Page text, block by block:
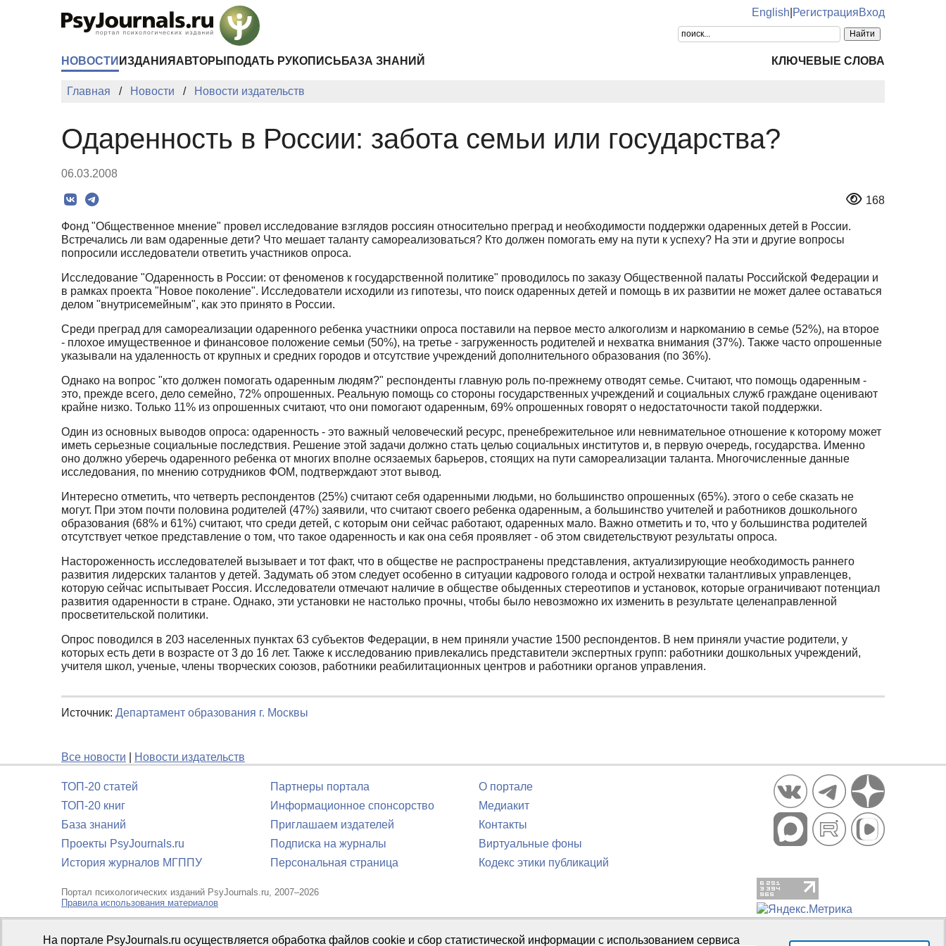
English РегистрацияВход
НОВОСТИ ИЗДАНИЯ АВТОРЫ ПОДАТЬ РУКОПИСЬ БАЗА ЗНАНИЙ КЛЮЧЕВЫЕ СЛОВА
Главная Новости Новости издательств
Одаренность в России: забота семьи или государства?
06.03.2008
168
Фонд "Общественное мнение" провел исследование взглядов россиян относительно преград и необходимости поддержки одаренных детей в России.
Встречались ли вам одаренные дети? Что мешает таланту самореализоваться? Кто должен помогать ему на пути к успеху? На эти и другие вопросы
попросили исследователи ответить участников опроса.
Исследование "Одаренность в России: от феноменов к государственной политике" проводилось по заказу Общественной палаты Российской Федерации и
в рамках проекта "Новое поколение". Исследователи исходили из гипотезы, что поиск одаренных детей и помощь в их развитии не может далее оставаться
делом "внутрисемейным", как это принято в России.
Среди преград для самореализации одаренного ребенка участники опроса поставили на первое место алкоголизм и наркоманию в семье (52%), на второе
- плохое имущественное и финансовое положение семьи (50%), на третье - загруженность родителей и нехватка внимания (37%). Также часто опрошенные
указывали на удаленность от крупных и средних городов и отсутствие учреждений дополнительного образования (по 36%).
Однако на вопрос "кто должен помогать одаренным людям?" респонденты главную роль по-прежнему отводят семье. Считают, что помощь одаренным -
это, прежде всего, дело семейно, 72% опрошенных. Реальную помощь со стороны государственных учреждений и социальных служб граждане оценивают
крайне низко. Только 11% из опрошенных считают, что они помогают одаренным, 69% опрошенных говорят о недостаточности такой поддержки.
Один из основных выводов опроса: одаренность - это важный человеческий ресурс, пренебрежительное или невнимательное отношение к которому может
иметь серьезные социальные последствия. Решение этой задачи должно стать целью социальных институтов и, в первую очередь, государства. Именно
оно должно уберечь одаренного ребенка от многих вполне осязаемых барьеров, стоящих на пути самореализации таланта. Многочисленные данные
исследования, по мнению сотрудников ФОМ, подтверждают этот вывод.
Интересно отметить, что четверть респондентов (25%) считают себя одаренными людьми, но большинство опрошенных (65%). этого о себе сказать не
могут. При этом почти половина родителей (47%) заявили, что считают своего ребенка одаренным, а большинство учителей и работников дошкольного
образования (68% и 61%) считают, что среди детей, с которым они сейчас работают, одаренных мало. Важно отметить и то, что у большинства родителей
отсутствует четкое представление о том, что такое одаренность и как она себя проявляет - об этом свидетельствуют результаты опроса.
Настороженность исследователей вызывает и тот факт, что в обществе не распространены представления, актуализирующие необходимость раннего
развития лидерских талантов у детей. Задумать об этом следует особенно в ситуации кадрового голода и острой нехватки талантливых управленцев,
которую сейчас испытывает Россия. Исследователи отмечают наличие в обществе обыденных стереотипов и установок, которые ограничивают потенциал
развития одаренности в стране. Однако, эти установки не настолько прочны, чтобы было невозможно их изменить в результате целенаправленной
просветительской политики.
Опрос поводился в 203 населенных пунктах 63 субъектов Федерации, в нем приняли участие 1500 респондентов. В нем приняли участие родители, у
которых есть дети в возрасте от 3 до 16 лет. Также к исследованию привлекались представители экспертных групп: работники дошкольных учреждений,
учителя школ, ученые, члены творческих союзов, работники реабилитационных центров и работники органов управления.
Источник: Департамент образования г. Москвы
Все новости Новости издательств
ТОП-20 статей
ТОП-20 книг
База знаний
Проекты PsyJournals.ru
История журналов МГППУ
Партнеры портала
Информационное спонсорство
Приглашаем издателей
Подписка на журналы
Персональная страница
О портале
Медиакит
Контакты
Виртуальные фоны
Кодекс этики публикаций
Портал психологических изданий PsyJournals.ru, 2007–2026
Правила использования материалов
Свидетельство регистрации СМИЭл № ФС77-66447 от 14 июля 2016 г.
Издатель:ФГБОУ ВО МГППУ
На портале PsyJournals.ru осуществляется обработка файлов cookie и сбор статистической информации с использованием сервиса